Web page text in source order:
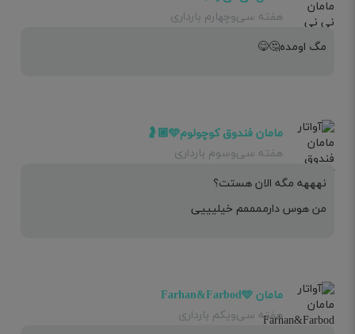
هفته سی‌وچهارم بارداری
مگ اومده🤔😋
مامان فندوق کوچولوم🩵🤰🏼
هفته سی‌وسوم بارداری
نهههه مگه الان هستت؟
من هوس دارممممم خیلیییی
مامان Farhan&Farbod🩵
هفته سی‌ویکم بارداری